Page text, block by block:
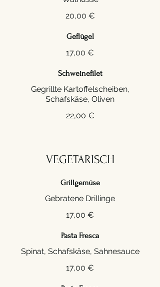
20,00 €
Geflügel
17,00 €
Schweinefilet
Gegrillte Kartoffelscheiben,
Schafskäse, Oliven
22,00 €
VEGETARISCH
Grillgemüse
Gebratene Drillinge
17,00 €
Pasta Fresca
Spinat, Schafskäse, Sahnesauce
17,00 €